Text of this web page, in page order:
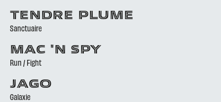
TENDRE PLUME
Sanctuaire
MAC 'N SPY
Run / Fight
JAGO
Galaxie